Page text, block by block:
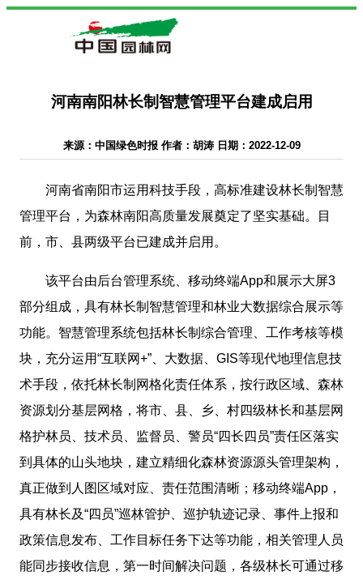
河南南阳林长制智慧管理平台建成启用
来源：中国绿色时报 作者：胡涛 日期：2022-12-09
河南省南阳市运用科技手段，高标准建设林长制智慧
管理平台，为森林南阳高质量发展奠定了坚实基础。目
前，市、县两级平台已建成并启用。
该平台由后台管理系统、移动终端App和展示大屏3
部分组成，具有林长制智慧管理和林业大数据综合展示等
功能。智慧管理系统包括林长制综合管理、工作考核等模
块，充分运用“互联网+”、大数据、GIS等现代地理信息技
术手段，依托林长制网格化责任体系，按行政区域、森林
资源划分基层网格，将市、县、乡、村四级林长和基层网
格护林员、技术员、监督员、警员“四长四员”责任区落实
到具体的山头地块，建立精细化森林资源源头管理架构，
真正做到人图区域对应、责任范围清晰；移动终端App，
具有林长及“四员”巡林管护、巡护轨迹记录、事件上报和
政策信息发布、工作目标任务下达等功能，相关管理人员
能同步接收信息，第一时间解决问题，各级林长可通过移